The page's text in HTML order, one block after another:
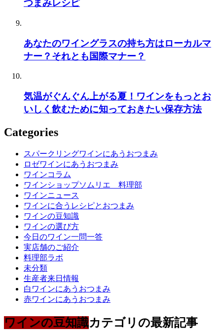
つまみレシピ
あなたのワイングラスの持ち方はローカルマ
ナー？それとも国際マナー？
気温がぐんぐん上がる夏！ワインをもっとお
いしく飲むために知っておきたい保存方法
Categories
スパークリングワインにあうおつまみ
ロゼワインにあうおつまみ
ワインコラム
ワインショップソムリエ 料理部
ワインニュース
ワインに合うレシピとおつまみ
ワインの豆知識
ワインの選び方
今日のワイン一問一答
実店舗のご紹介
料理部ラボ
未分類
生産者来日情報
白ワインにあうおつまみ
赤ワインにあうおつまみ
ワインの豆知識カテゴリの最新記事